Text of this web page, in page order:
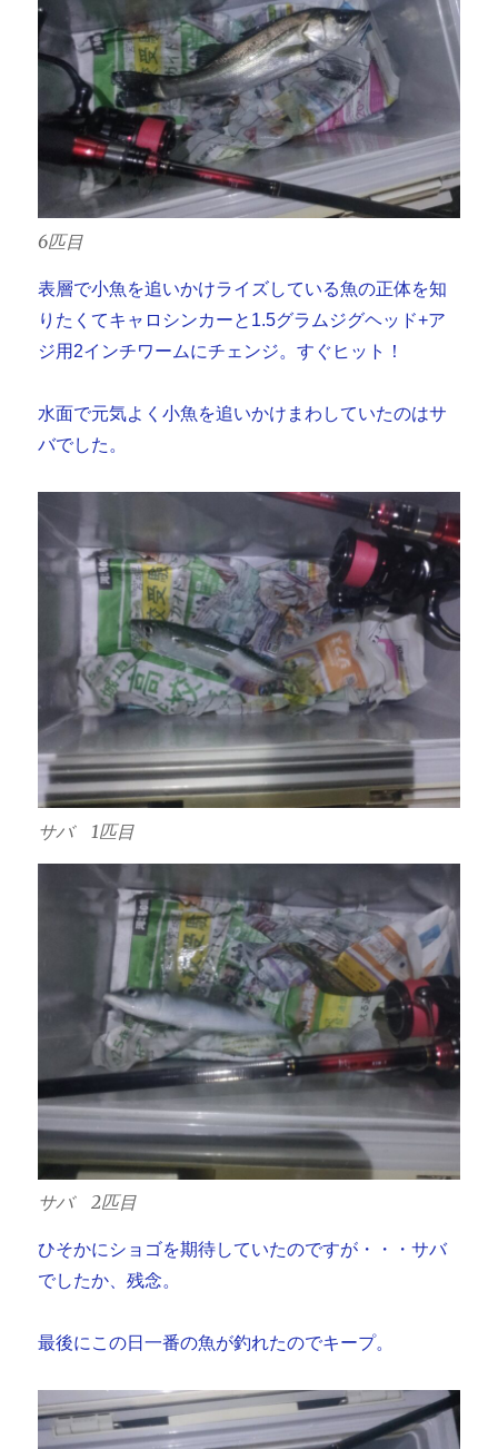
6匹目
表層で小魚を追いかけライズしている魚の正体を知
りたくてキャロシンカーと1.5グラムジグヘッド+ア
ジ用2インチワームにチェンジ。すぐヒット！
水面で元気よく小魚を追いかけまわしていたのはサ
バでした。
サバ 1匹目
サバ 2匹目
ひそかにショゴを期待していたのですが・・・サバ
でしたか、残念。
最後にこの日一番の魚が釣れたのでキープ。